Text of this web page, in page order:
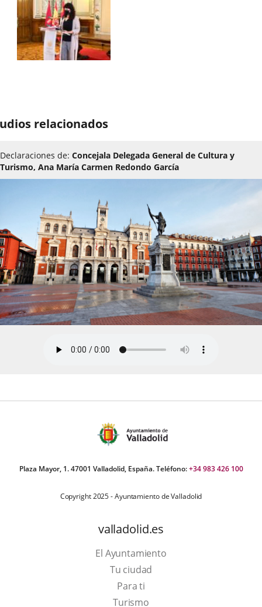
relacionados
Declaraciones de: Concejala Delegada General de Cultura y
Turismo, Ana María Carmen Redondo García
Plaza Mayor, 1. 47001 Valladolid, España. Teléfono:+34 983 426 100
Copyright 2025 - Ayuntamiento de Valladolid
valladolid.es
El Ayuntamiento
Tu ciudad
Para ti
TurismoThis